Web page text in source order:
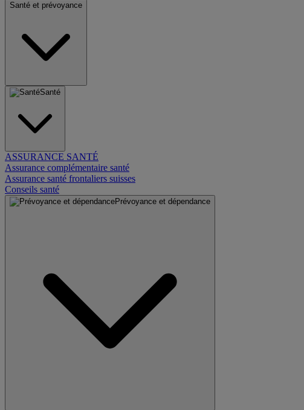
Santé et prévoyance
Santé
ASSURANCE SANTÉ
Assurance complémentaire santé
Assurance santé frontaliers suisses
Conseils santé
Prévoyance et dépendance